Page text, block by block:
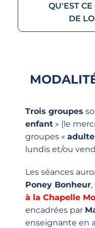
QU'EST
DE
Trois groupes
enfant » (le
groupes « adulte
lundis et/ou
Les séances
Poney Bonheur
à la Chapelle
encadrées par
enseignante en